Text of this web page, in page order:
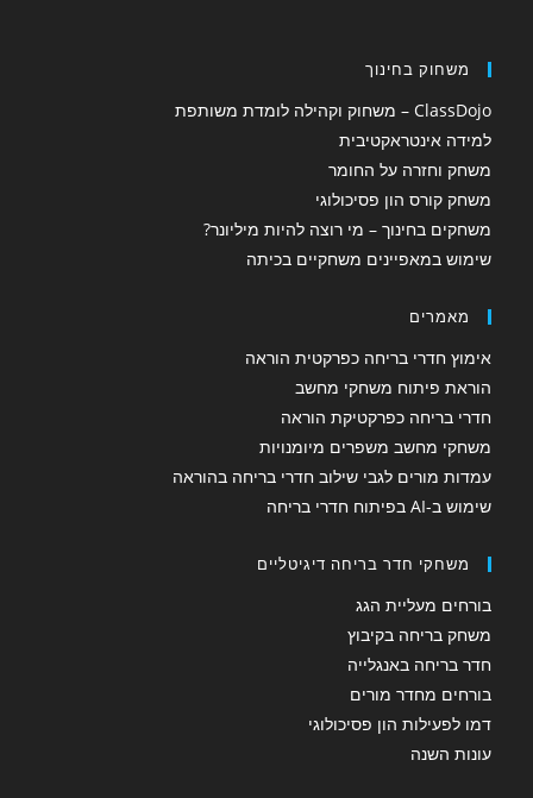
משחוק בחינוך
ClassDojo – משחוק וקהילה לומדת משותפת
למידה אינטראקטיבית
משחק וחזרה על החומר
משחק קורס הון פסיכולוגי
משחקים בחינוך – מי רוצה להיות מיליונר?
שימוש במאפיינים משחקיים בכיתה
מאמרים
אימוץ חדרי בריחה כפרקטית הוראה
הוראת פיתוח משחקי מחשב
חדרי בריחה כפרקטיקת הוראה
משחקי מחשב משפרים מיומנויות
עמדות מורים לגבי שילוב חדרי בריחה בהוראה
שימוש ב-AI בפיתוח חדרי בריחה
משחקי חדר בריחה דיגיטליים
בורחים מעליית הגג
משחק בריחה בקיבוץ
חדר בריחה באנגלייה
בורחים מחדר מורים
דמו לפעילות הון פסיכולוגי
עונות השנה